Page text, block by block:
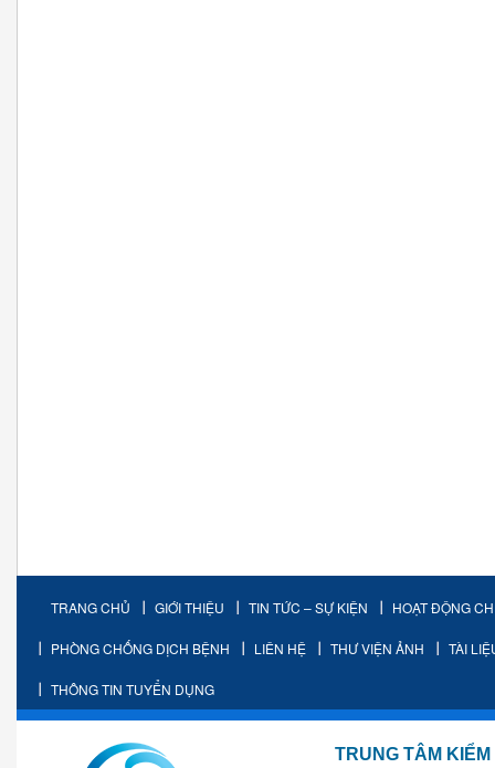
TRANG CHỦ GIỚI THIỆU TIN TỨC – SỰ KIỆN HOẠT ĐỘNG
PHÒNG CHỐNG DỊCH BỆNH LIÊN HỆ THƯ VIỆN ẢNH TÀI
THÔNG TIN TUYỂN DỤNG
TRUNG TÂM KIỂM SOÁT